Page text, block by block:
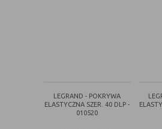
usługi i
przeglądania
LEGRAND - POKRYWA
ELASTYCZNA SZER. 40 DLP -
010520